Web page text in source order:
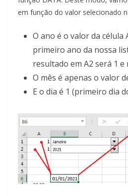
em função do valor selecionado
O ano é o valor da célula
primeiro ano da nossa
resultado em A2 será 1 e
O mês é apenas o valor
E o dia é 1 (primeiro dia